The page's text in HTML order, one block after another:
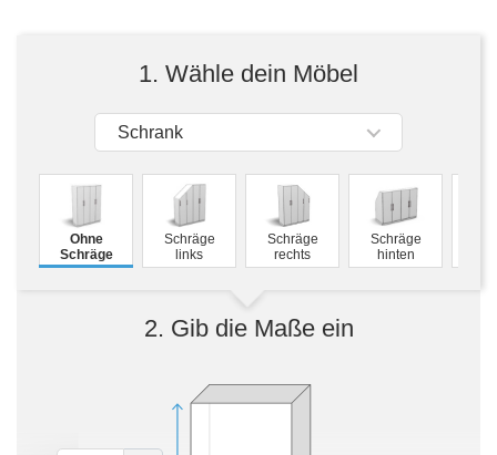
1. Wähle dein Möbel
Schrank
Ohne
Schräge
Schräge
links
Schräge
rechts
Schräge
hinten
2. Gib die Maße ein
Wandboards